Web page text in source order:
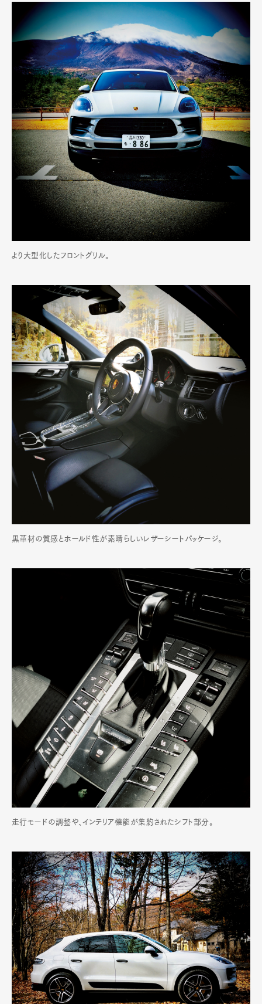
より大型化したフロントグリル。
黒革材の質感とホールド性が素晴らしいレザーシートパッケージ。
走行モードの調整や、インテリア機能が集約されたシフト部分。